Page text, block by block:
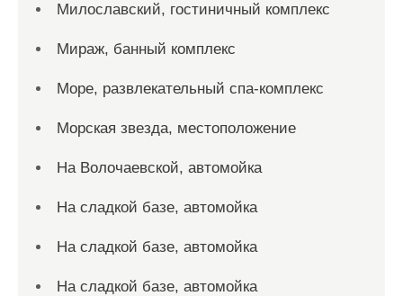
Милославский, гостиничный комплекс
Мираж, банный комплекс
Море, развлекательный спа-комплекс
Морская звезда, местоположение
На Волочаевской, автомойка
На сладкой базе, автомойка
На сладкой базе, автомойка
На сладкой базе, автомойка